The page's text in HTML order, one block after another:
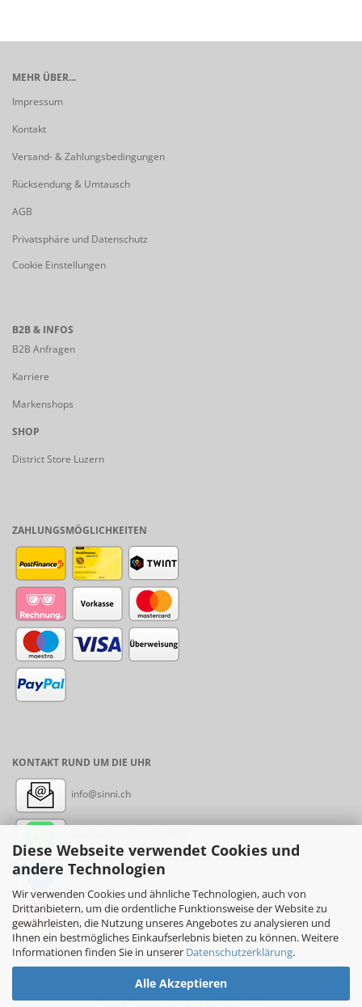
Diese Webseite verwendet Cookies und
andere Technologien
Wir verwenden Cookies und ähnliche Technologien, auch von
Drittanbietern, um die ordentliche Funktionsweise der Website zu
gewährleisten, die Nutzung unseres Angebotes zu analysieren und
Ihnen ein bestmögliches Einkaufserlebnis bieten zu können. Weitere
Informationen finden Sie in unserer Datenschutzerklärung.
Alle Akzeptieren
MEHR ÜBER...
Impressum
Kontakt
Versand- & Zahlungsbedingungen
Rücksendung & Umtausch
AGB
Privatsphäre und Datenschutz
Cookie Einstellungen
B2B & INFOS
B2B Anfragen
Karriere
Markenshops
SHOP
District Store Luzern
ZAHLUNGSMÖGLICHKEITEN
KONTAKT RUND UM DIE UHR
info@sinni.ch
Messenger: sinni.ch
Instagram: sinni_ch
Online-Shopby sinni.ch © 2017-2026